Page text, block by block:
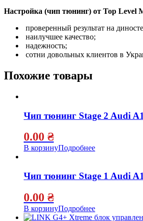
Настройка (чип тюнинг) от Top Level
проверенный результат на
наилучшее качество;
надежность;
сотни довольных клиентов в
Похожие товары
Чип тюнинг Stage 2 Audi
0.00 ₴
В корзинуПодробнее
Чип тюнинг Stage 1 Audi
0.00 ₴
В корзинуПодробнее